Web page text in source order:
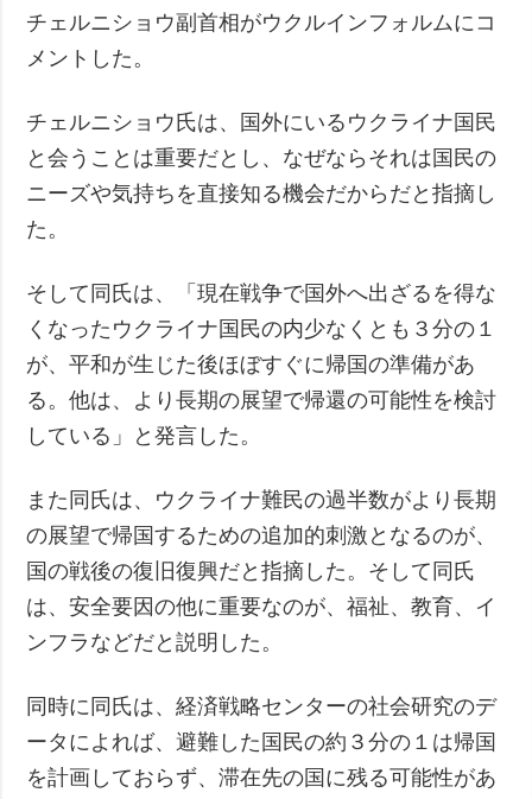
チェルニショウ副首相がウクルインフォルムにコ
メントした。
チェルニショウ氏は、国外にいるウクライナ国民
と会うことは重要だとし、なぜならそれは国民の
ニーズや気持ちを直接知る機会だからだと指摘し
た。
そして同氏は、「現在戦争で国外へ出ざるを得な
くなったウクライナ国民の内少なくとも３分の１
が、平和が生じた後ほぼすぐに帰国の準備があ
る。他は、より長期の展望で帰還の可能性を検討
している」と発言した。
また同氏は、ウクライナ難民の過半数がより長期
の展望で帰国するための追加的刺激となるのが、
国の戦後の復旧復興だと指摘した。そして同氏
は、安全要因の他に重要なのが、福祉、教育、イ
ンフラなどだと説明した。
同時に同氏は、経済戦略センターの社会研究のデ
ータによれば、避難した国民の約３分の１は帰国
を計画しておらず、滞在先の国に残る可能性があ